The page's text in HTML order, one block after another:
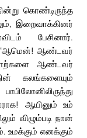
கொண்டிருந்த
இறைவாக்கினர்
பேசினார்.
‘ஆமென்! ஆண்டவர்
ஆண்டவர்
கலங்களையும்
ஆயினும் உம்
விழும்படி நான்
உமக்கும் எனக்கும்